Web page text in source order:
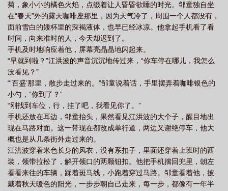
菊，象小小的橘色火焰，点缀着让人昏昏欲睡的时光。邹童独自坐
在“春天”外的露天咖啡座那里，因为天气冷了，周围一个人都没有，
面前雪白的矮杯里的深褐液体，也早已经冰凉。他拿起手机看了看
时间，向来准时的人，今天却迟到了。
手机及时地响应着他，屏幕亮晶晶地闪起来。
“早就到啦？”江洪波的声音沉沉地传过来，“你车停在哪儿，我怎么
没看见？”
“‘百盛’那里，散步走过来的。”邹童说着话，手里摆弄着咖啡银色的
小勺，“你到了？”
“刚找到车位，行，挂了吧，我看见你了。”
手机还放在耳边，邹童抬头，果然看见江洪波的大个子，醒目地出
现在马路对面。这一带现在都改成单行道，两边又谢绝停车，他大
概也是从几条街外走过来的。
江洪波穿着米色长身的风衣，没有系扣子，里面还穿着上班时的西
装，领带拉松了，解开领口的两颗钮扣。他把手机揣回兜里，朝左
看看来往的车辆，踩着斑马线，小跑着穿过马路。邹童看着他，披
戴着秋天暖色的阳光，一步步朝自己走来，每一步，都像有一年半